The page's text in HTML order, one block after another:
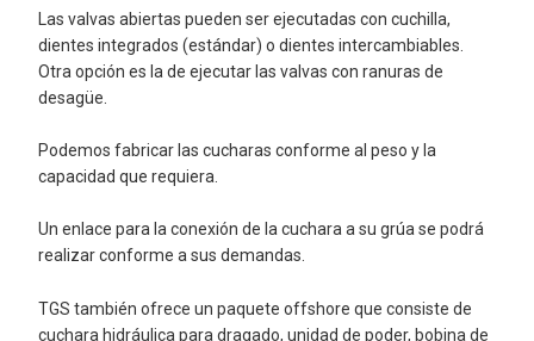
Las valvas abiertas pueden ser ejecutadas con cuchilla,
dientes integrados (estándar) o dientes intercambiables.
Otra opción es la de ejecutar las valvas con ranuras de
desagüe.
Podemos fabricar las cucharas conforme al peso y la
capacidad que requiera.
Un enlace para la conexión de la cuchara a su grúa se podrá
realizar conforme a sus demandas.
TGS también ofrece un paquete offshore que consiste de
cuchara hidráulica para dragado, unidad de poder, bobina de